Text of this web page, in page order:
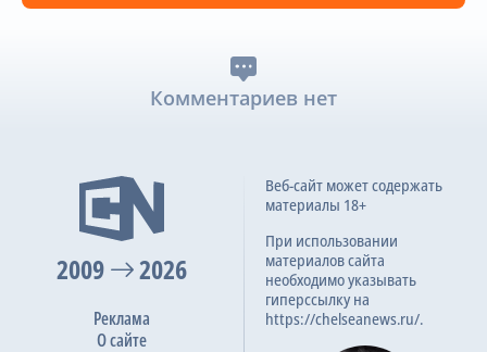
Комментариев нет
2009 2026
Реклама
О сайте
Веб-сайт может содержать
материалы 18+
При использовании
материалов сайта
необходимо указывать
гиперссылку на
https://chelseanews.ru/.